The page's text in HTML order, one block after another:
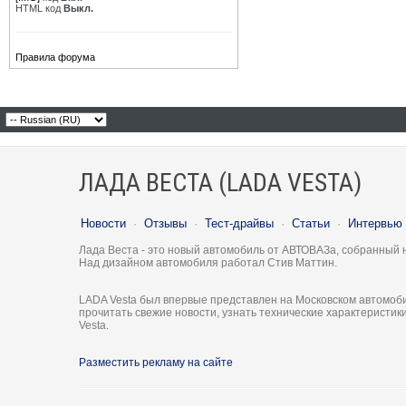
HTML код Выкл.
Правила форума
ЛАДА ВЕСТА (LADA VESTA)
Новости · Отзывы · Тест-драйвы · Статьи · Интервью
Лада Веста - это новый автомобиль от АВТОВАЗа, собранный
Над дизайном автомобиля работал Стив Маттин.
LADA Vesta был впервые представлен на Московском
прочитать свежие новости, узнать технические
Vesta.
Разместить рекламу на сайте